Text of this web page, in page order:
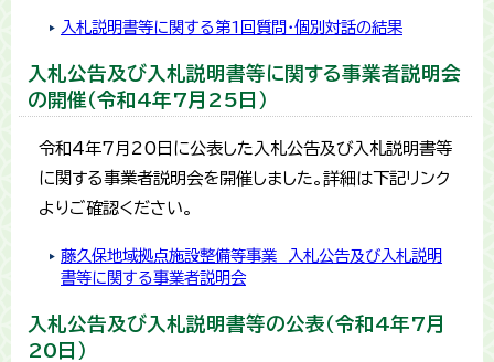
入札説明書等に関する第1回質問・個別対話の結果
入札公告及び入札説明書等に関する事業者説明会
の開催（令和4年7月25日）
令和4年7月20日に公表した入札公告及び入札説明書等
に関する事業者説明会を開催しました。詳細は下記リンク
よりご確認ください。
藤久保地域拠点施設整備等事業 入札公告及び入札説明
書等に関する事業者説明会
入札公告及び入札説明書等の公表（令和4年7月
20日）